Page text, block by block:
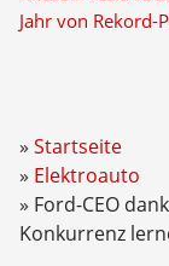
Jahr von Rekord-
Startseite
Elektroauto
Ford-CEO
Konkurrenz